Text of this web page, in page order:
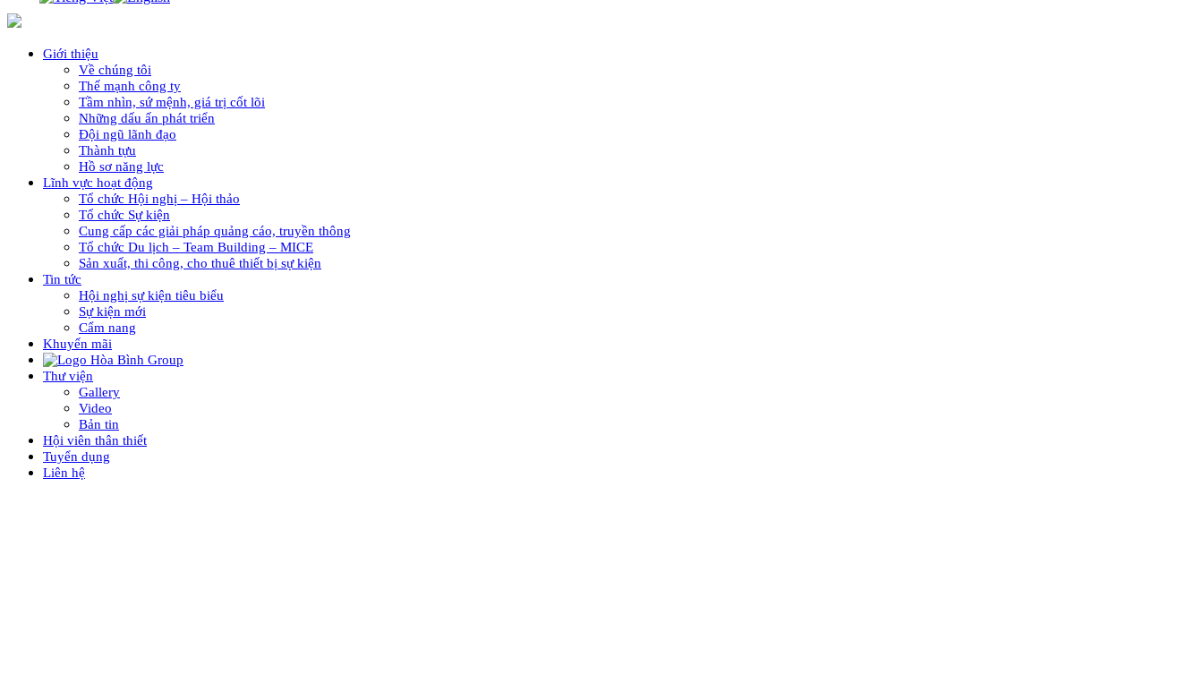
Giới thiệu
Về chúng tôi
Thế mạnh công ty
Tầm nhìn, sứ mệnh, giá trị cốt lõi
Những dấu ấn phát triển
Đội ngũ lãnh đạo
Thành tựu
Hồ sơ năng lực
Lĩnh vực hoạt động
Tổ chức Hội nghị – Hội thảo
Tổ chức Sự kiện
Cung cấp các giải pháp quảng cáo, truyền thông
Tổ chức Du lịch – Team Building – MICE
Sản xuất, thi công, cho thuê thiết bị sự kiện
Tin tức
Hội nghị sự kiện tiêu biểu
Sự kiện mới
Cẩm nang
Khuyến mãi
Thư viện
Gallery
Video
Bản tin
Hội viên thân thiết
Tuyển dụng
Liên hệ